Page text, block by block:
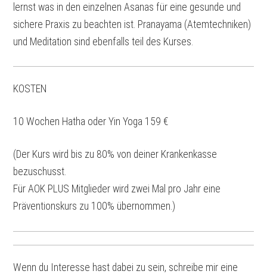
lernst was in den einzelnen Asanas für eine gesunde und
sichere Praxis zu beachten ist. Pranayama (Atemtechniken)
und Meditation sind ebenfalls teil des Kurses.
KOSTEN
10 Wochen Hatha oder Yin Yoga 159 €
(Der Kurs wird bis zu 80% von deiner Krankenkasse
bezuschusst.
Für AOK PLUS Mitglieder wird zwei Mal pro Jahr eine
Präventionskurs zu 100% übernommen.)
Wenn du Interesse hast dabei zu sein, schreibe mir eine